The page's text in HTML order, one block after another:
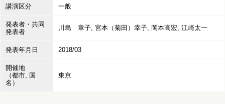
講演区分 一般
発表者・共同
発表者
川島 章子, 宮本（菊田）幸子, 岡本高宏, 江崎太一
発表年月日 2018/03
開催地
（都市, 国
名）
東京